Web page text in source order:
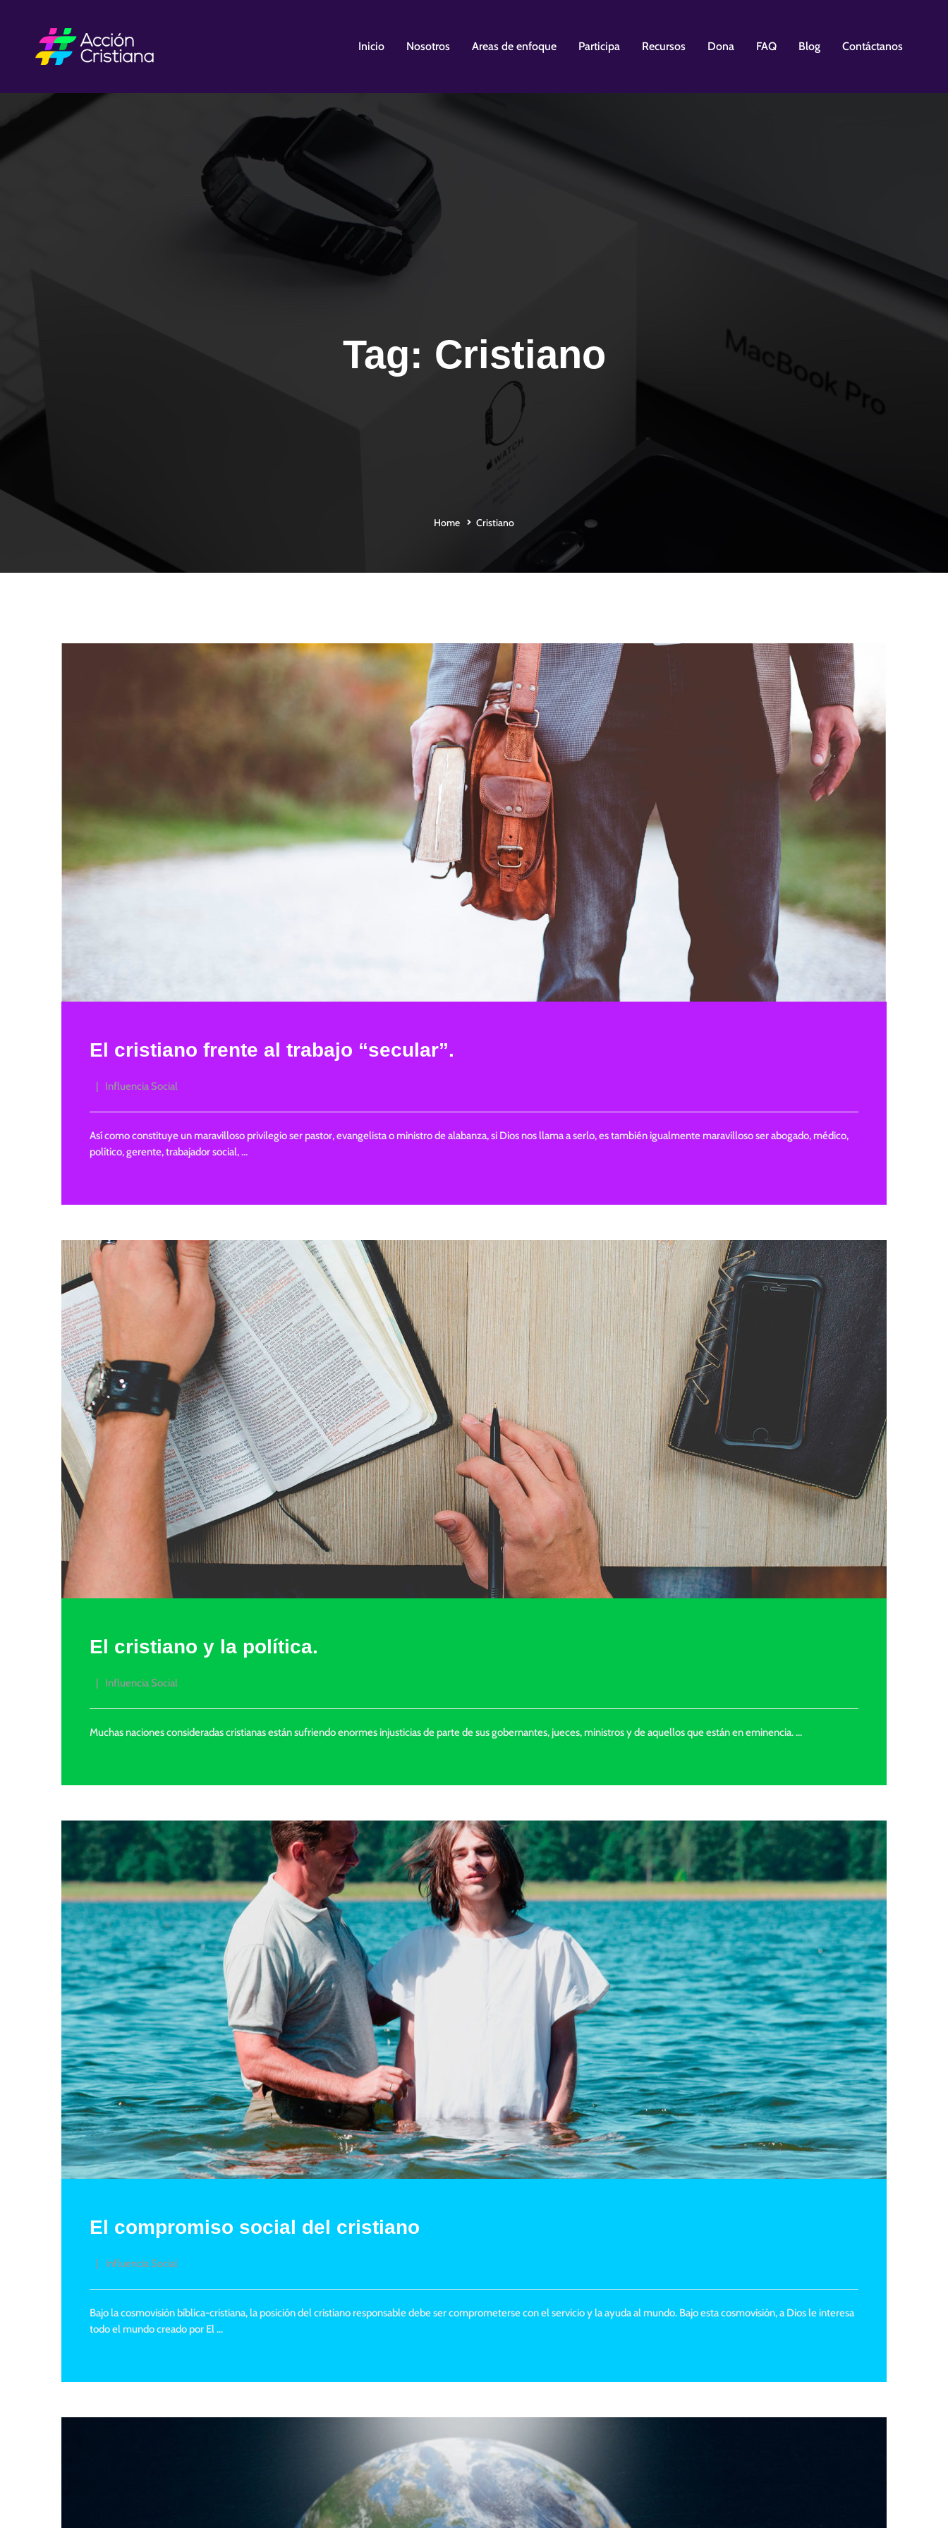
Inicio Nosotros Areas de enfoque Participa Recursos Dona FAQ Blog Contáctanos
Tag: Cristiano
Home Cristiano
El cristiano frente al trabajo “secular”.
Influencia Social
Así como constituye un maravilloso privilegio ser pastor, evangelista o ministro de alabanza, si Dios nos llama a serlo, es también igualmente maravilloso ser abogado, médico,
político, gerente, trabajador social, …
El cristiano y la política.
Influencia Social
Muchas naciones consideradas cristianas están sufriendo enormes injusticias de parte de sus gobernantes, jueces, ministros y de aquellos que están en eminencia. …
El compromiso social del cristiano
Influencia Social
Bajo la cosmovisión bíblica-cristiana, la posición del cristiano responsable debe ser comprometerse con el servicio y la ayuda al mundo. Bajo esta cosmovisión, a Dios le interesa
todo el mundo creado por El …